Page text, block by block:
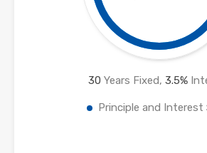
30 Years Fixed, 3.5%
Principle and Interest